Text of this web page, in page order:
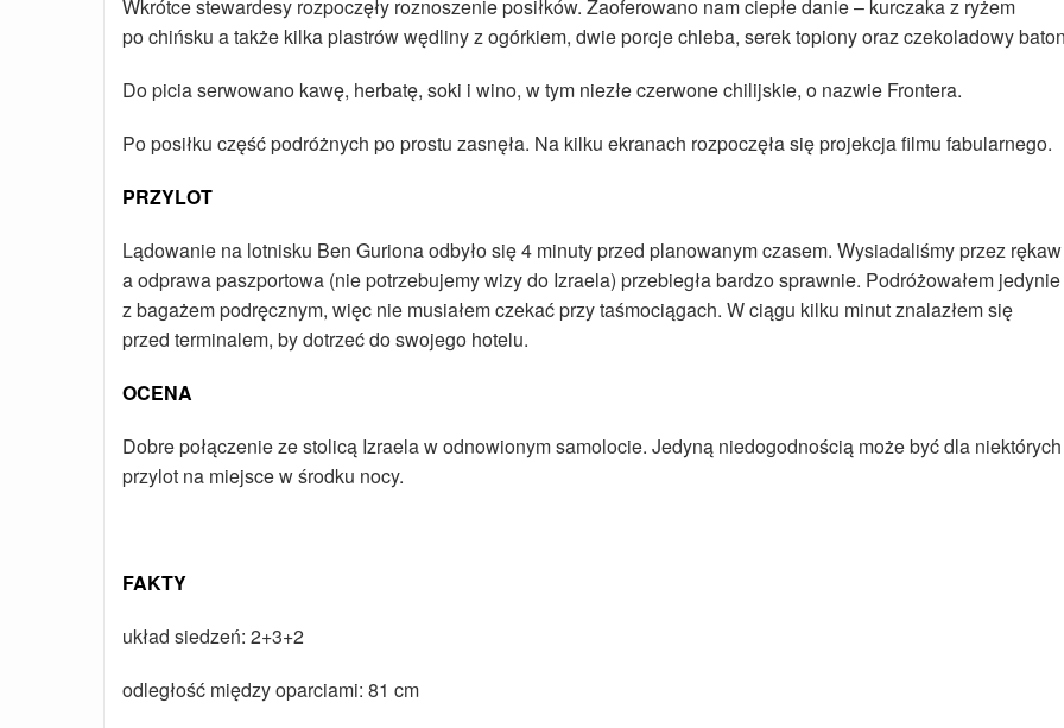
Wkrótce stewardesy rozpoczęły roznoszenie posiłków. Zaoferowano nam ciepłe danie – kurczaka z ryżem
po chińsku a także kilka plastrów wędliny z ogórkiem, dwie porcje chleba, serek topiony oraz czekoladowy
Do picia serwowano kawę, herbatę, soki i wino, w tym niezłe czerwone chilijskie, o nazwie Frontera.
Po posiłku część podróżnych po prostu zasnęła. Na kilku ekranach rozpoczęła się projekcja filmu fabularnego.
PRZYLOT
Lądowanie na lotnisku Ben Guriona odbyło się 4 minuty przed planowanym czasem. Wysiadaliśmy przez rękaw
a odprawa paszportowa (nie potrzebujemy wizy do Izraela) przebiegła bardzo sprawnie. Podróżowałem jedynie
z bagażem podręcznym, więc nie musiałem czekać przy taśmociągach. W ciągu kilku minut znalazłem się
przed terminalem, by dotrzeć do swojego hotelu.
OCENA
Dobre połączenie ze stolicą Izraela w odnowionym samolocie. Jedyną niedogodnością może być dla niektórych
przylot na miejsce w środku nocy.
FAKTY
układ siedzeń: 2+3+2
odległość między oparciami: 81 cm